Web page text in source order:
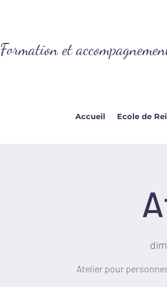
Formation et
Accueil Ecole de
Atelier pour